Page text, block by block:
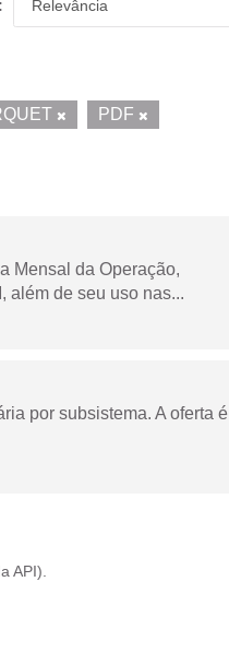
PDF
Mensal da Operação,
além de seu uso nas...
por subsistema. A oferta é
API ).